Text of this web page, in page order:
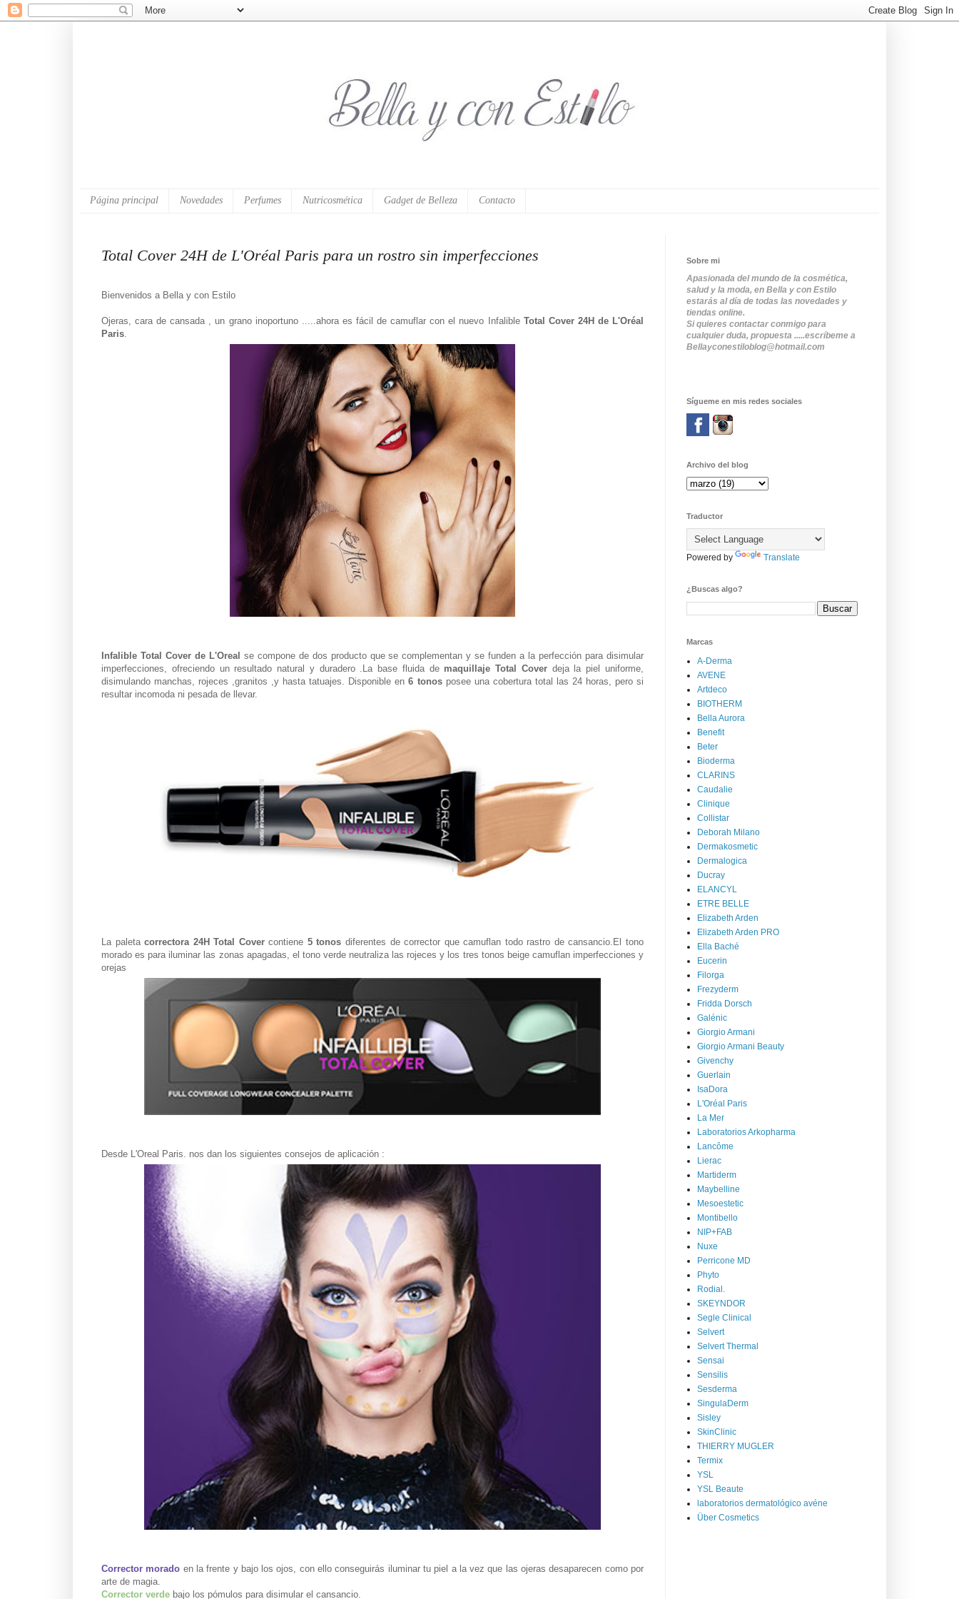
Página principal Novedades Perfumes Nutricosmética Gadget de Belleza Contacto
Total Cover 24H de L'Oréal Paris para un rostro sin imperfecciones
Bienvenidos a Bella y con Estilo
Ojeras, cara de cansada , un grano inoportuno .....ahora es fácil de camuflar con el nuevo Infalible Total Cover 24H de L'Oréal
Paris.
Infalible Total Cover de L'Oreal se compone de dos producto que se complementan y se funden a la perfección para disimular
imperfecciones, ofreciendo un resultado natural y duradero .La base fluida de maquillaje Total Coverdeja la piel uniforme,
disimulando manchas, rojeces ,granitos ,y hasta tatuajes. Disponible en6 tonosposee una cobertura total las 24 horas, pero si
resultar incomoda ni pesada de llevar.
La paletacorrectora 24H Total Covercontiene 5 tonos diferentes de corrector que camuflan todo rastro de cansancio.El tono
morado es para iluminar las zonas apagadas, el tono verde neutraliza las rojeces y los tres tonos beige camuflan imperfecciones y
orejas
Desde L'Oreal Paris. nos dan los siguientes consejos de aplicación :
Corrector morado en la frente y bajo los ojos, con ello conseguirás iluminar tu piel a la vez que las ojeras desaparecen como por
arte de magia.
Corrector verde bajo los pómulos para disimular el cansancio.
Sobre mi
Apasionada del mundo de la cosmética,
salud y la moda, en Bella y con Estilo
estarás al día de todas las novedades y
tiendas online.
Si quieres contactar conmigo para
cualquier duda, propuesta .....escríbeme a
Bellayconestiloblog@hotmail.com
Sígueme en mis redes sociales
Archivo del blog
Traductor
Powered by Translate
¿Buscas algo?
Marcas
A-Derma
AVENE
Artdeco
BIOTHERM
Bella Aurora
Benefit
Beter
Bioderma
CLARINS
Caudalie
Clinique
Collistar
Deborah Milano
Dermakosmetic
Dermalogica
Ducray
ELANCYL
ETRE BELLE
Elizabeth Arden
Elizabeth Arden PRO
Ella Baché
Eucerin
Filorga
Frezyderm
Fridda Dorsch
Galénic
Giorgio Armani
Giorgio Armani Beauty
Givenchy
Guerlain
IsaDora
L'Oréal Paris
La Mer
Laboratorios Arkopharma
Lancôme
Lierac
Martiderm
Maybelline
Mesoestetic
Montibello
NIP+FAB
Nuxe
Perricone MD
Phyto
Rodial.
SKEYNDOR
Segle Clinical
Selvert
Selvert Thermal
Sensai
Sensilis
Sesderma
SingulaDerm
Sisley
SkinClinic
THIERRY MUGLER
Termix
YSL
YSL Beaute
laboratorios dermatológico avéne
Über Cosmetics